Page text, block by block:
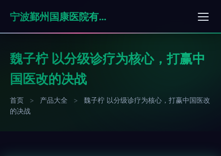
宁波鄞州国康医院有限公司
魏子柠 以分级诊疗为核心，打赢中
国医改的决战
首页 > 产品大全 >
魏子柠 以分级诊疗为核心，打赢中国医改
的决战